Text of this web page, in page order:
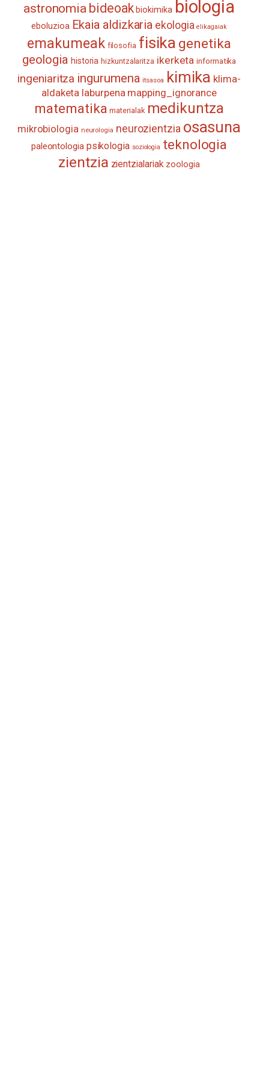
astronomia bideoak biokimika biologia
eboluzioa Ekaia aldizkaria ekologia elikagaiak
emakumeak filosofia fisika genetika
geologia historia hizkuntzalaritza ikerketa informatika
ingeniaritza ingurumena itsasoa kimika klima-
aldaketa laburpena mapping_ignorance
matematika materialak medikuntza
mikrobiologia neurologia neurozientzia osasuna
paleontologia psikologia soziologia teknologia
zientzia zientzialariak zoologia